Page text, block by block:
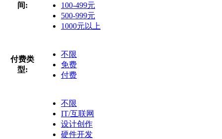
间:
100-499元
500-999元
1000元以上
付费类
型:
不限
免费
付费
不限
IT/互联网
设计创作
硬件开发